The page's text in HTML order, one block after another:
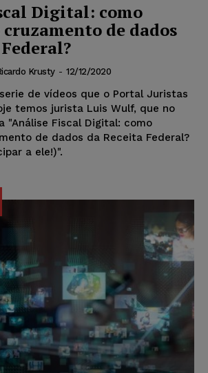
Digital: como
de dados
Krusty - 12/12/2020
de vídeos que o Portal Juristas
temos jurista Luis Wulf, que no
"Análise Fiscal Digital: como
de dados da Receita Federal?
a ele!)".